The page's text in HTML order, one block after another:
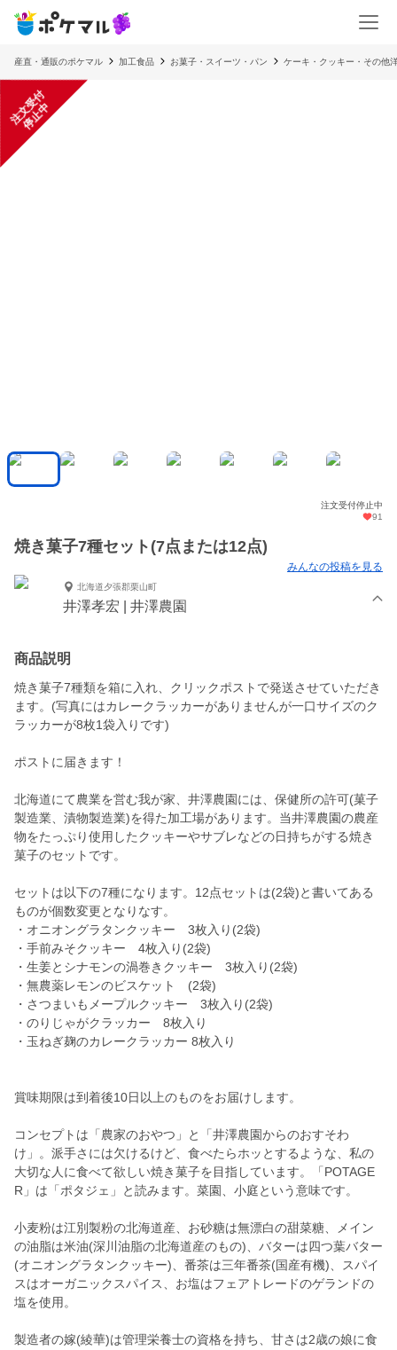
産直・通販のポケマル 加工食品 お菓子・スイーツ・パン ケーキ・クッキー・その他
注
文
受
付
停
止
中
注文受付停止中
91
焼き菓子7種セット(7点または12点)
みんなの投稿を見る
北海道夕張郡栗山町
井澤孝宏 | 井澤農園
商品説明
焼き菓子7種類を箱に入れ、クリックポストで発送させていただき
ます。(写真にはカレークラッカーがありませんが一口サイズのク
ラッカーが8枚1袋入りです)
ポストに届きます！
北海道にて農業を営む我が家、井澤農園には、保健所の許可(菓子
製造業、漬物製造業)を得た加工場があります。当井澤農園の農産
物をたっぷり使用したクッキーやサブレなどの日持ちがする焼き
菓子のセットです。
セットは以下の7種になります。12点セットは(2袋)と書いてある
ものが個数変更となりなす。
・オニオングラタンクッキー 3枚入り(2袋)
・手前みそクッキー 4枚入り(2袋)
・生姜とシナモンの渦巻きクッキー 3枚入り(2袋)
・無農薬レモンのビスケット (2袋)
・さつまいもメープルクッキー 3枚入り(2袋)
・のりじゃがクラッカー 8枚入り
・玉ねぎ麹のカレークラッカー 8枚入り
賞味期限は到着後10日以上のものをお届けします。
コンセプトは「農家のおやつ」と「井澤農園からのおすそわ
け」。派手さには欠けるけど、食べたらホッとするような、私の
大切な人に食べて欲しい焼き菓子を目指しています。「POTAGE
R」は「ポタジェ」と読みます。菜園、小庭という意味です。
小麦粉は江別製粉の北海道産、お砂糖は無漂白の甜菜糖、メイン
の油脂は米油(深川油脂の北海道産のもの)、バターは四つ葉バター
(オニオングラタンクッキー)、番茶は三年番茶(国産有機)、スパイ
スはオーガニックスパイス、お塩はフェアトレードのゲランドの
塩を使用。
製造者の嫁(綾華)は管理栄養士の資格を持ち、甘さは2歳の娘に食